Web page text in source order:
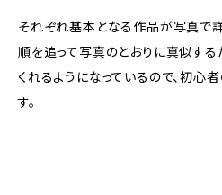
それぞれ基本となる作品が写真で詳
順を追って写真のとおりに真似す
くれるようになっているので、初心
す。